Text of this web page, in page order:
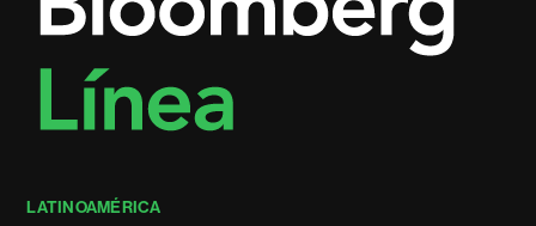
LATINOAMÉRICA